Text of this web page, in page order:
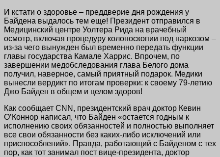
И кстати о здоровье – преддверие дня рождения у
Байдена выдалось тем еще! Президент отправился в
Медицинский центре Уолтера Рида на врачебный
осмотр, включая процедуру колоноскопии под наркозом –
из-за чего вынужден был временно передать функции
главы государства Камале Харрис. Впрочем, по
завершении медобследования глава Белого дома
получил, наверное, самый приятный подарок. Медики
вынесли вердикт по итогам проверки: к своему 79-летию
Джо Байден в общем и целом здоров!
Как сообщает CNN, президентский врач доктор Кевин
О’Коннор написал, что Байден «остается годным к
исполнению своих обязанностей и полностью выполняет
все свои обязанности без каких-либо исключений или
приспособлений». Правда, работающий с Байденом с тех
пор, как тот занимал пост вице-президента, доктор